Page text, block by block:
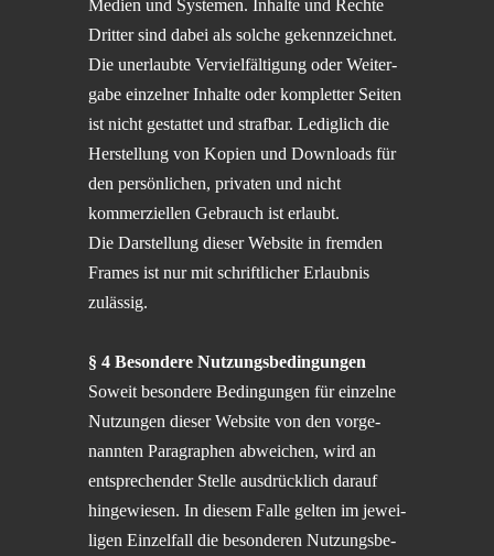
Medien und Syste­men. Inhalte und Rechte
Dritter sind dabei als solche gekenn­zeich­net.
Die unerlaubte Verviel­fäl­ti­gung oder Weiter­
gabe einzel­ner Inhalte oder komplet­ter Seiten
ist nicht gestat­tet und straf­bar. Ledig­lich die
Herstel­lung von Kopien und Downloads für
den persön­li­chen, priva­ten und nicht
kommer­zi­el­len Gebrauch ist erlaubt.
Die Darstel­lung dieser Website in fremden
Frames ist nur mit schrift­li­cher Erlaub­nis
zulässig.
§ 4 Beson­dere Nutzungsbedingungen
Soweit beson­dere Bedin­gun­gen für einzelne
Nutzun­gen dieser Website von den vorge­
nann­ten Paragra­phen abwei­chen, wird an
entspre­chen­der Stelle ausdrück­lich darauf
hinge­wie­sen. In diesem Falle gelten im jewei­
li­gen Einzel­fall die beson­de­ren Nutzungs­be­